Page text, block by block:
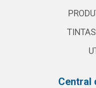
Central